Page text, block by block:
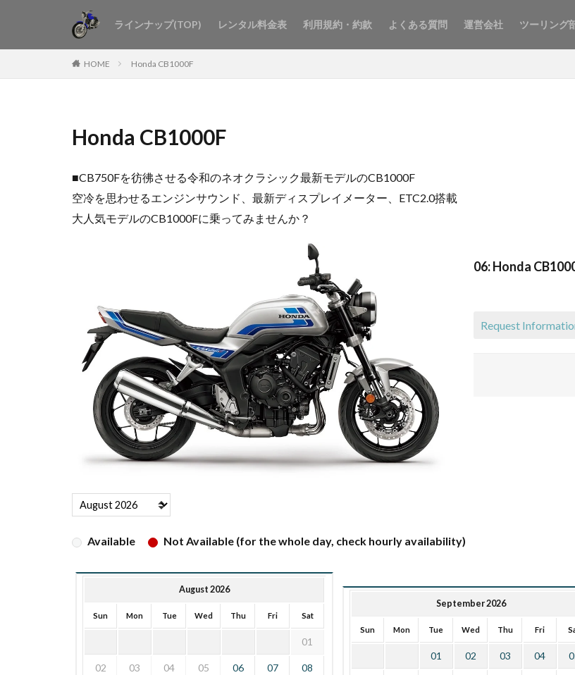
ラインナップ(TOP) レンタル料金表 利用規約・約款 よくある質問 運営会社 ツーリング
HOME Honda CB1000F
Honda CB1000F
■CB750Fを彷彿させる令和のネオクラシック最新モデルのCB1000F
空冷を思わせるエンジンサウンド、最新ディスプレイメーター、ETC2.0搭載
大人気モデルのCB1000Fに乗ってみませんか？
06: Honda
Request
Available Not Available (for the whole day, check hourly availability)
August 2026
Sun Mon Tue Wed Thu Fri Sat
01
02 03 04 05 06 07 08
September 2026
Sun Mon Tue Wed Thu Fri
01 02 03 04